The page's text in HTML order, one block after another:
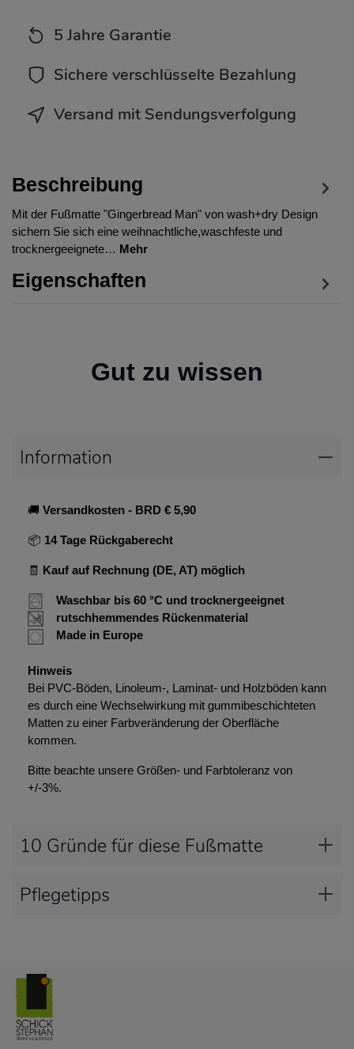
5 Jahre Garantie
Sichere verschlüsselte Bezahlung
Versand mit Sendungsverfolgung
Beschreibung
Mit der Fußmatte "Gingerbread Man" von wash+dry Design
sichern Sie sich eine weihnachtliche,waschfeste und
trocknergeeignete… Mehr
Eigenschaften
Gut zu wissen
Information
🚚 Versandkosten - BRD € 5,90
📦 14 Tage Rückgaberecht
🧾 Kauf auf Rechnung (DE, AT) möglich
Waschbar bis 60 °C und trocknergeeignet
rutschhemmendes Rückenmaterial
Made in Europe
Hinweis
Bei PVC-Böden, Linoleum-, Laminat- und Holzböden kann
es durch eine Wechselwirkung mit gummibeschichteten
Matten zu einer Farbveränderung der Oberfläche
kommen.
Bitte beachte unsere Größen- und Farbtoleranz von
+/-3%.
10 Gründe für diese Fußmatte
Pflegetipps